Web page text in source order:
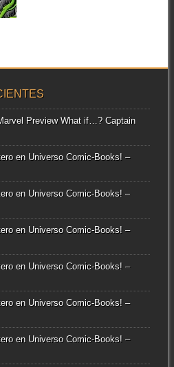
▶
Preview What if…? Captain
en Universo Comic-Books! –
en Universo Comic-Books! –
en Universo Comic-Books! –
en Universo Comic-Books! –
en Universo Comic-Books! –
en Universo Comic-Books! –